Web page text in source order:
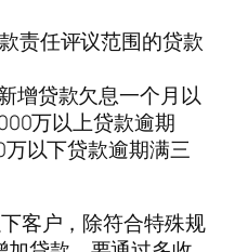
责任评议范围的贷款
增贷款欠息一个月以
万以上贷款逾期
以下贷款逾期满三
客户，除符合特殊规